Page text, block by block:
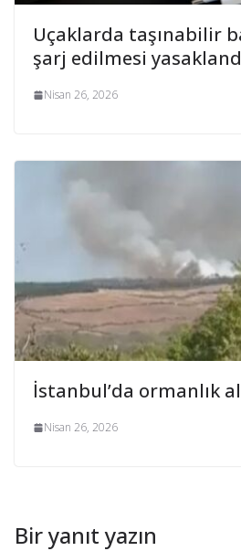
Uçaklarda taşınabilir
şarj edilmesi
Nisan 26, 2026
İstanbul’da ormanlık
Nisan 26, 2026
Bir yanıt yazın